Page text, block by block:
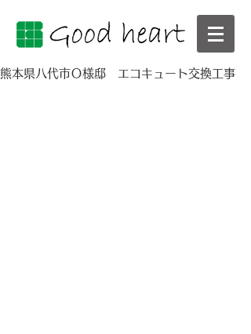
熊本県八代市Ｏ様邸 エコキュート交換工事